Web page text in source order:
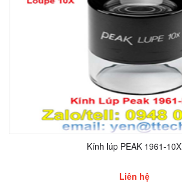
Kính lúp PEAK 1961-10X
Liên hệ